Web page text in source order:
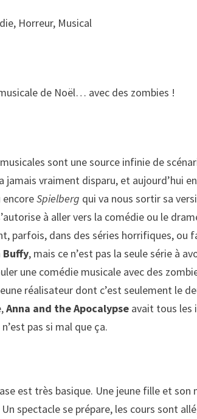
Horreur, Musical
de Noël… avec des zombies !
sont une source infinie de
jamais vraiment disparu, et aujourd’hui
encoreSpielberg qui va nous sortir sa
à aller vers la comédie ou le
parfois, dans des séries horrifiques, ou
Buffy, mais ce n’est pas la seule série à
une comédie musicale avec des
réalisateur dont c’est seulement le
Anna and the Apocalypse avait tous les
pas si mal que ça.
est très basique. Une jeune fille et
spectacle se prépare, les cours sont